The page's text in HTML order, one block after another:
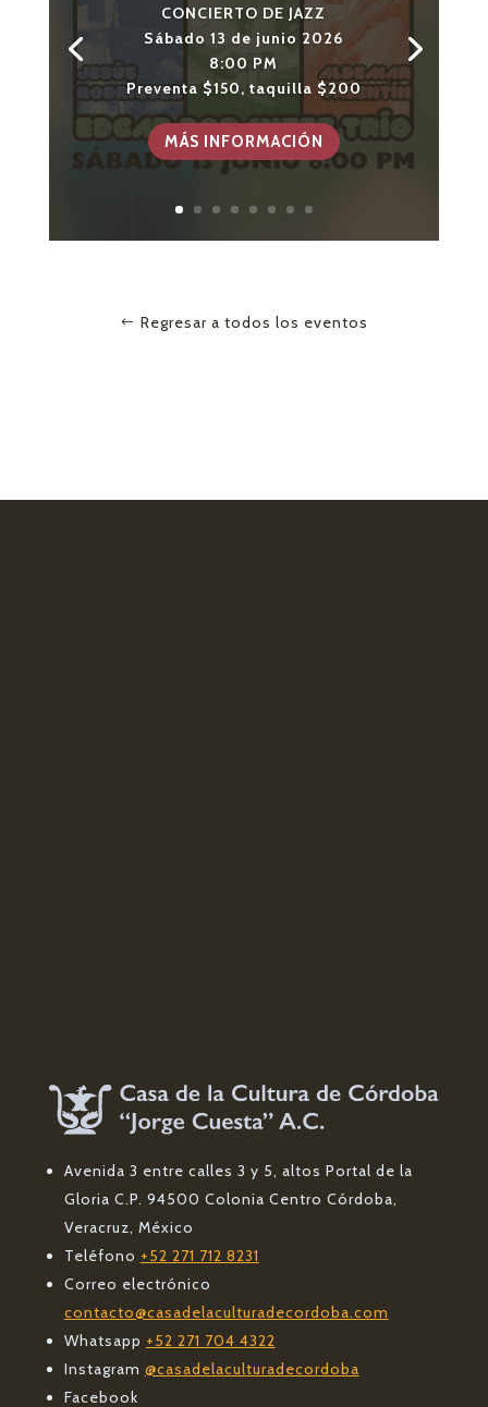
CONCIERTO DE JAZZ
Sábado 13 de junio 2026
8:00 PM
Preventa $150, taquilla $200
MÁS INFORMACIÓN
CONCIERTO
Sábado 21 de febrero 2026
Apertura de puertas
8:00 PM
Preventa $350
Regresar a todos los eventos
Avenida 3 entre calles 3 y 5, altos Portal de la
Gloria C.P. 94500 Colonia Centro Córdoba,
Veracruz, México
Teléfono +52 271 712 8231
Correo electrónico
contacto@casadelaculturadecordoba.com
Whatsapp +52 271 704 4322
Instagram @casadelaculturadecordoba
Facebook